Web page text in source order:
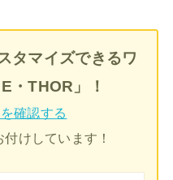
タマイズできるワ
・THOR」！
確認する
けしています！